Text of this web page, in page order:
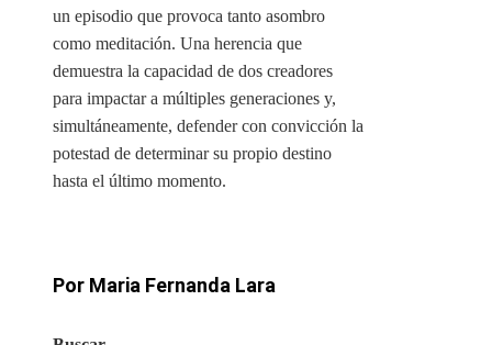
un episodio que provoca tanto asombro
como meditación. Una herencia que
demuestra la capacidad de dos creadores
para impactar a múltiples generaciones y,
simultáneamente, defender con convicción la
potestad de determinar su propio destino
hasta el último momento.
Por Maria Fernanda Lara